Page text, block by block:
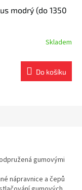
modrý (do 1350
Skladem
Do košíku
gumovými
nápravnice a čepů